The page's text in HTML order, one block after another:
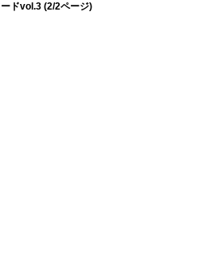
ドvol.3 (2/2ページ)